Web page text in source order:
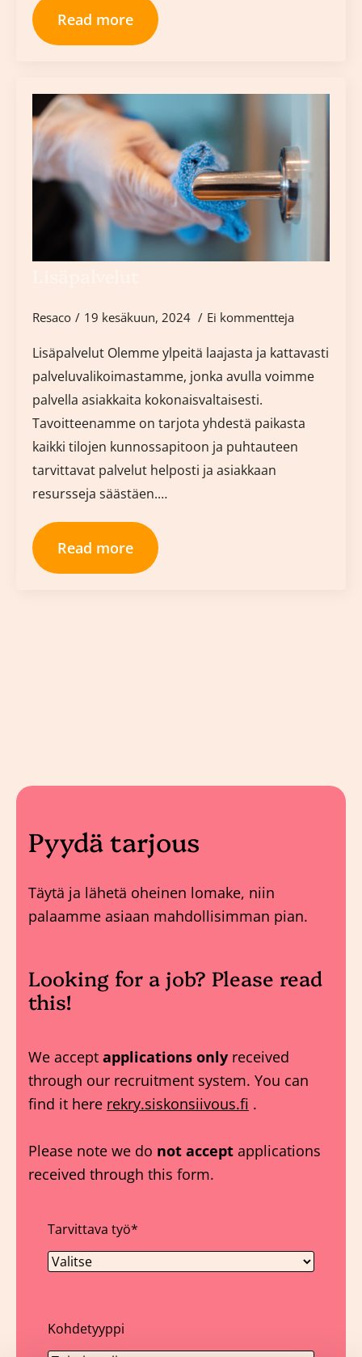
Read more
Resaco 19 kesäkuun, 2024 Ei kommentteja
Lisäpalvelut Olemme ylpeitä laajasta ja kattavasti
palveluvalikoimastamme, jonka avulla voimme
palvella asiakkaita kokonaisvaltaisesti.
Tavoitteenamme on tarjota yhdestä paikasta
kaikki tilojen kunnossapitoon ja puhtauteen
tarvittavat palvelut helposti ja asiakkaan
resursseja säästäen.…
Read more
Pyydä tarjous
Täytä ja lähetä oheinen lomake, niin
palaamme asiaan mahdollisimman pian.
Looking for a job? Please read
this!
We accept applications only received
through our recruitment system. You can
find it here rekry.siskonsiivous.fi .
Please note we do not accept applications
received through this form.
Tarvittava työ*
Kohdetyyppi